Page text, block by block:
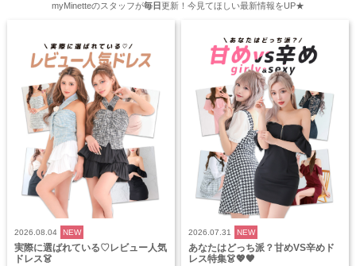
myMinetteのスタッフが毎日更新！今見てほしい最新情報をUP★
2026.08.04 NEW
実際に選ばれている♡レビュー人気
ドレス👗
2026.07.31 NEW
あなたはどっち派？甘めVS辛めド
レス特集👗💖🖤